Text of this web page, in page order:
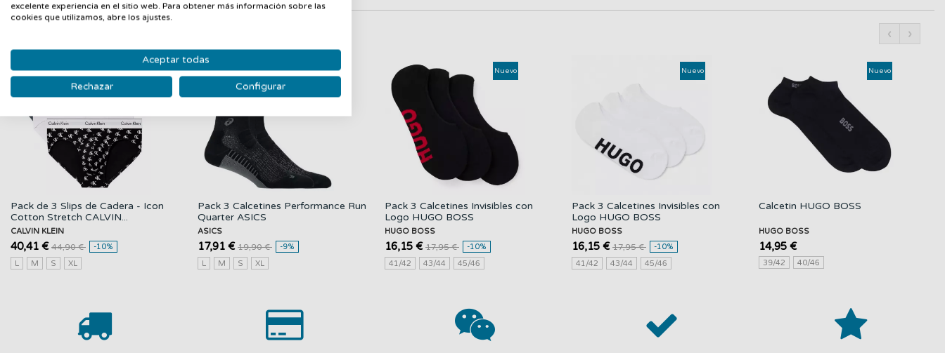
‹ ›
Nuevo
Pack de 3 Slips de Cadera - Icon
Cotton Stretch CALVIN...
CALVIN KLEIN
40,41 € 44,90 €
-10%
L
M S XL
Nuevo
Pack 3 Calcetines Performance Run
Quarter ASICS
ASICS
17,91 € 19,90 €
-9%
L
M S XL
Nuevo
Pack 3 Calcetines Invisibles con
Logo HUGO BOSS
HUGO BOSS
16,15 € 17,95 €
-10%
41/42
43/44 45/46
Nuevo
Pack 3 Calcetines Invisibles con
Logo HUGO BOSS
HUGO BOSS
16,15 € 17,95 €
-10%
41/42
43/44 45/46
Nuevo
Calcetin HUGO BOSS
HUGO BOSS
14,95 €
39/42 40/46
excelente experiencia en el sitio web. Para obtener más información sobre las
cookies que utilizamos, abre los ajustes.
Aceptar todas
Rechazar Configurar